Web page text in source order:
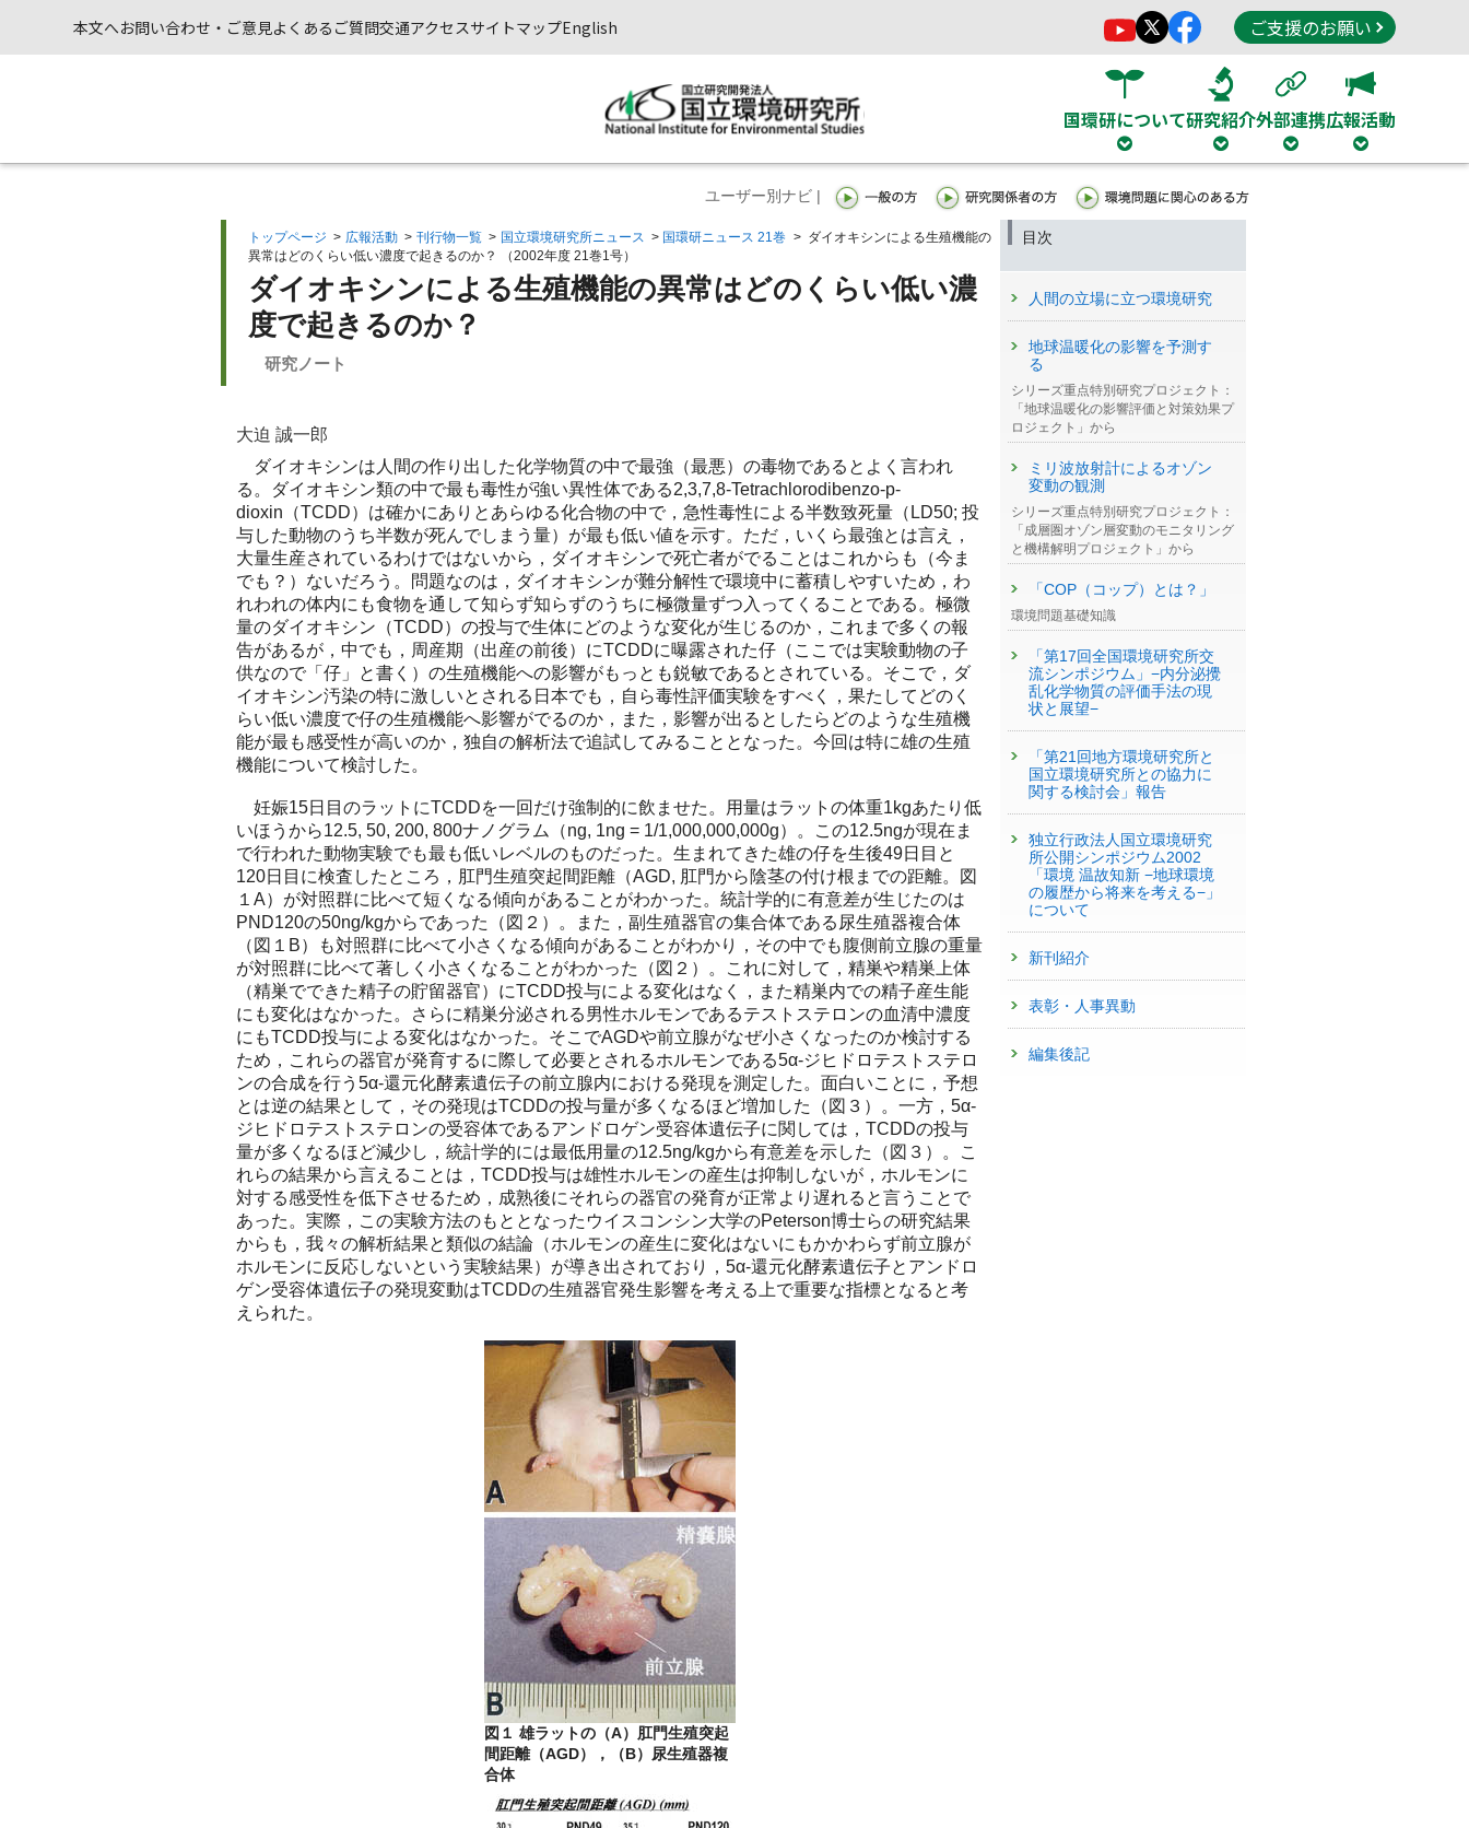
本文へお問い合わせ・ご意見よくあるご質問交通アクセスサイトマップEnglish ご支援のお願い
国環研について研究紹介外部連携広報活動
ユーザー別ナビ |
トップページ > 広報活動 > 刊行物一覧 > 国立環境研究所ニュース > 国環研ニュース 21巻 > ダイオキシンによる生殖機能の
異常はどのくらい低い濃度で起きるのか？ （2002年度 21巻1号）
ダイオキシンによる生殖機能の異常はどのくらい低い濃
度で起きるのか？
研究ノート
大迫 誠一郎
ダイオキシンは人間の作り出した化学物質の中で最強（最悪）の毒物であるとよく言われ
る。ダイオキシン類の中で最も毒性が強い異性体である2,3,7,8-Tetrachlorodibenzo-p-
dioxin（TCDD）は確かにありとあらゆる化合物の中で，急性毒性による半数致死量（LD50; 投
与した動物のうち半数が死んでしまう量）が最も低い値を示す。ただ，いくら最強とは言え，
大量生産されているわけではないから，ダイオキシンで死亡者がでることはこれからも（今ま
でも？）ないだろう。問題なのは，ダイオキシンが難分解性で環境中に蓄積しやすいため，わ
れわれの体内にも食物を通して知らず知らずのうちに極微量ずつ入ってくることである。極微
量のダイオキシン（TCDD）の投与で生体にどのような変化が生じるのか，これまで多くの報
告があるが，中でも，周産期（出産の前後）にTCDDに曝露された仔（ここでは実験動物の子
供なので「仔」と書く）の生殖機能への影響がもっとも鋭敏であるとされている。そこで，ダ
イオキシン汚染の特に激しいとされる日本でも，自ら毒性評価実験をすべく，果たしてどのく
らい低い濃度で仔の生殖機能へ影響がでるのか，また，影響が出るとしたらどのような生殖機
能が最も感受性が高いのか，独自の解析法で追試してみることとなった。今回は特に雄の生殖
機能について検討した。
妊娠15日目のラットにTCDDを一回だけ強制的に飲ませた。用量はラットの体重1kgあたり低
いほうから12.5, 50, 200, 800ナノグラム（ng, 1ng = 1/1,000,000,000g）。この12.5ngが現在ま
で行われた動物実験でも最も低いレベルのものだった。生まれてきた雄の仔を生後49日目と
120日目に検査したところ，肛門生殖突起間距離（AGD, 肛門から陰茎の付け根までの距離。図
１A）が対照群に比べて短くなる傾向があることがわかった。統計学的に有意差が生じたのは
PND120の50ng/kgからであった（図２）。また，副生殖器官の集合体である尿生殖器複合体
（図１B）も対照群に比べて小さくなる傾向があることがわかり，その中でも腹側前立腺の重量
が対照群に比べて著しく小さくなることがわかった（図２）。これに対して，精巣や精巣上体
（精巣でできた精子の貯留器官）にTCDD投与による変化はなく，また精巣内での精子産生能
にも変化はなかった。さらに精巣分泌される男性ホルモンであるテストステロンの血清中濃度
にもTCDD投与による変化はなかった。そこでAGDや前立腺がなぜ小さくなったのか検討する
ため，これらの器官が発育するに際して必要とされるホルモンである5α-ジヒドロテストステロ
ンの合成を行う5α-還元化酵素遺伝子の前立腺内における発現を測定した。面白いことに，予想
とは逆の結果として，その発現はTCDDの投与量が多くなるほど増加した（図３）。一方，5α-
ジヒドロテストステロンの受容体であるアンドロゲン受容体遺伝子に関しては，TCDDの投与
量が多くなるほど減少し，統計学的には最低用量の12.5ng/kgから有意差を示した（図３）。こ
れらの結果から言えることは，TCDD投与は雄性ホルモンの産生は抑制しないが，ホルモンに
対する感受性を低下させるため，成熟後にそれらの器官の発育が正常より遅れると言うことで
あった。実際，この実験方法のもととなったウイスコンシン大学のPeterson博士らの研究結果
からも，我々の解析結果と類似の結論（ホルモンの産生に変化はないにもかかわらず前立腺が
ホルモンに反応しないという実験結果）が導き出されており，5α-還元化酵素遺伝子とアンドロ
ゲン受容体遺伝子の発現変動はTCDDの生殖器官発生影響を考える上で重要な指標となると考
えられた。
図１ 雄ラットの（A）肛門生殖突起
間距離（AGD），（B）尿生殖器複
合体
目次
人間の立場に立つ環境研究
地球温暖化の影響を予測す
る
シリーズ重点特別研究プロジェクト：
「地球温暖化の影響評価と対策効果プ
ロジェクト」から
ミリ波放射計によるオゾン
変動の観測
シリーズ重点特別研究プロジェクト：
「成層圏オゾン層変動のモニタリング
と機構解明プロジェクト」から
「COP（コップ）とは？」
環境問題基礎知識
「第17回全国環境研究所交
流シンポジウム」−内分泌攪
乱化学物質の評価手法の現
状と展望−
「第21回地方環境研究所と
国立環境研究所との協力に
関する検討会」報告
独立行政法人国立環境研究
所公開シンポジウム2002
「環境 温故知新 −地球環境
の履歴から将来を考える−」
について
新刊紹介
表彰・人事異動
編集後記